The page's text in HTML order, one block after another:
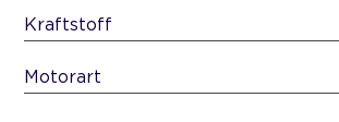
Kraftstoff
Motorart